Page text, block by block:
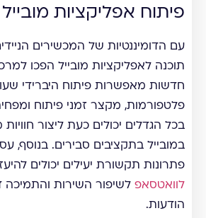
פיתוח אפליקציות
עם הדומיננטיות של המכשירים
תוכנה לאפליקציות מובייל הפכו
חדשות מאפשרות פיתוח היברידי
פלטפורמות, מקצר זמני פיתוח
בכל הגדלים יכולים כעת ליצור
במובייל בתקציבים סבירים. בנוסף,
פתרונות תקשורת יעילים יכולים
לוואטסאפ לשיפור השירות והתמיכה
הודעות.